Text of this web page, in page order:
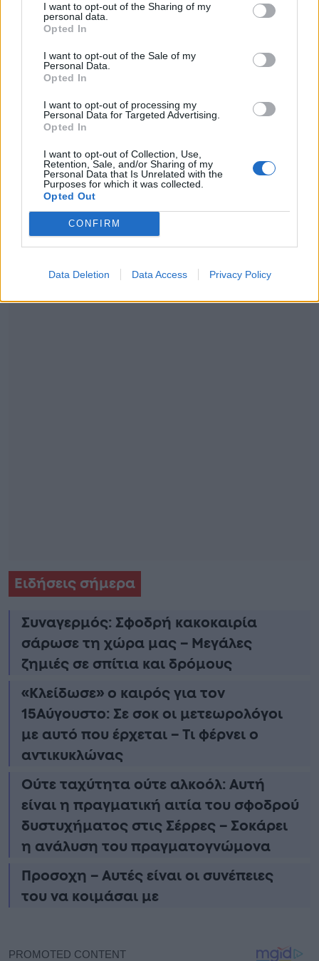
I want to opt-out of the Sharing of my
personal data.
Opted In
I want to opt-out of the Sale of my
Personal Data.
Opted In
I want to opt-out of processing my
Personal Data for Targeted Advertising.
Opted In
I want to opt-out of Collection, Use,
Retention, Sale, and/or Sharing of my
Personal Data that Is Unrelated with the
Purposes for which it was collected.
Opted Out
CONFIRM
Data Deletion Data Access Privacy Policy
τέτοιο. Έφυγα και ήμουν στην BarkingWell
παραμείνω εκεί. Τελεία και παύλα. Με την
Κατερίνα τα είχαμε πει όλα, ήξερε ποια
είναι η δική μου απόφαση. Είπα ότι δεν
ισχύει και μετά με έκανε μπλοκ. Την
Κατερίνα την είχα σαν παιδί μου,
νοιαζόμουν για όλο το φάσμα, όχι μόνο το
επαγγελματικό».
Ειδήσεις σήμερα
Συναγερμός: Σφοδρή κακοκαιρία
σάρωσε τη χώρα μας – Μεγάλες
ζημιές σε σπίτια και δρόμους
«Κλείδωσε» ο καιρός για τον
15Αύγουστο: Σε σοκ οι μετεωρολόγοι
με αυτό που έρχεται – Τι φέρνει ο
αντικυκλώνας
Ούτε ταχύτητα ούτε αλκοόλ: Αυτή
είναι η πραγματική αιτία του σφοδρού
δυστυχήματος στις Σέρρες – Σοκάρει
η ανάλυση του πραγματογνώμονα
Προσοχη – Αυτές είναι οι συνέπειες
του να κοιμάσαι με